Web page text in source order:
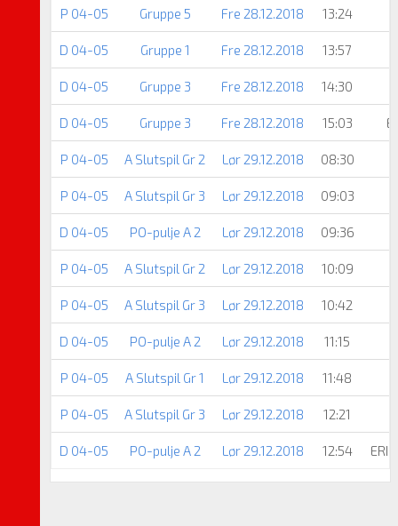
P 04-05 Gruppe 5 Fre 28.12.2018 13:24
D 04-05 Gruppe 1 Fre 28.12.2018 13:57
D 04-05 Gruppe 3 Fre 28.12.2018 14:30
D 04-05 Gruppe 3 Fre 28.12.2018 15:03
P 04-05 A Slutspil Gr 2 Lør 29.12.2018 08:30
P 04-05 A Slutspil Gr 3 Lør 29.12.2018 09:03
D 04-05 PO-pulje A 2 Lør 29.12.2018 09:36
P 04-05 A Slutspil Gr 2 Lør 29.12.2018 10:09
P 04-05 A Slutspil Gr 3 Lør 29.12.2018 10:42
D 04-05 PO-pulje A 2 Lør 29.12.2018 11:15
P 04-05 A Slutspil Gr 1 Lør 29.12.2018 11:48
P 04-05 A Slutspil Gr 3 Lør 29.12.2018 12:21
D 04-05 PO-pulje A 2 Lør 29.12.2018 12:54 ERI